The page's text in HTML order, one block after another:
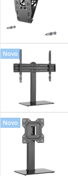
za kosu
Novo
Novo